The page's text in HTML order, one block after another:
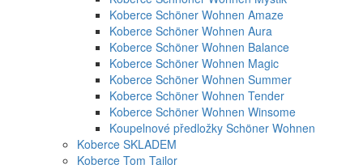
Koberce Schöner Wohnen Amaze
Koberce Schöner Wohnen Aura
Koberce Schöner Wohnen Balance
Koberce Schöner Wohnen Magic
Koberce Schöner Wohnen Summer
Koberce Schöner Wohnen Tender
Koberce Schöner Wohnen Winsome
Koupelnové předložky Schöner Wohnen
Koberce SKLADEM
Koberce Tom Tailor